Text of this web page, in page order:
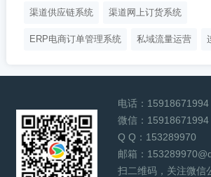
渠道供应链系统 渠道网上订货系统
ERP电商订单管理系统 私域流量运营
电话： 15918671994
微信： 15918671994
Q Q： 153289970
邮箱：
扫二维码，关注微信